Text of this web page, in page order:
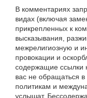
В комментариях
видах (включая
прикрепленных к
высказывания,
межрелигиозную и
провокации и
содержащие ссылки
вас не обращаться в
политикам и
услышат.